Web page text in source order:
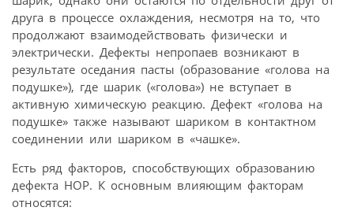
друга в процессе охлаждения, несмотря на то, что
продолжают взаимодействовать физически и
электрически. Дефекты непропаев возникают в
результате оседания пасты (образование «голова на
подушке»), где шарик («голова») не вступает в
активную химическую реакцию. Дефект «голова на
подушке» также называют шариком в контактном
соединении или шариком в «чашке».
Есть ряд факторов, способствующих образованию
дефекта HOP. К основным влияющим факторам
относятся: